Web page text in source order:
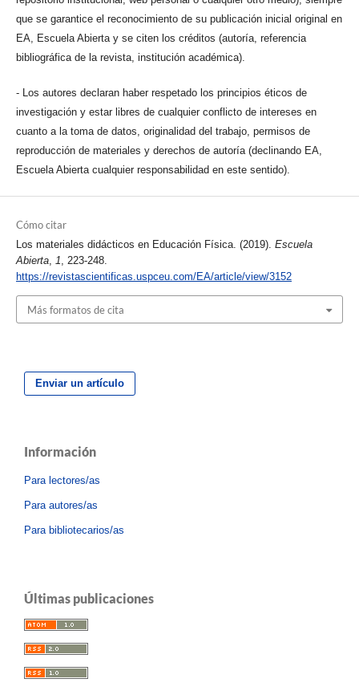
que se garantice el reconocimiento de su publicación inicial original en
EA, Escuela Abierta y se citen los créditos (autoría, referencia
bibliográfica de la revista, institución académica).
- Los autores declaran haber respetado los principios éticos de
investigación y estar libres de cualquier conflicto de intereses en
cuanto a la toma de datos, originalidad del trabajo, permisos de
reproducción de materiales y derechos de autoría (declinando EA,
Escuela Abierta cualquier responsabilidad en este sentido).
Cómo citar
Los materiales didácticos en Educación Física. (2019). Escuela
Abierta, 1, 223-248.
https://revistascientificas.uspceu.com/EA/article/view/3152
Más formatos de cita
Enviar un artículo
Información
Para lectores/as
Para autores/as
Para bibliotecarios/as
Últimas publicaciones